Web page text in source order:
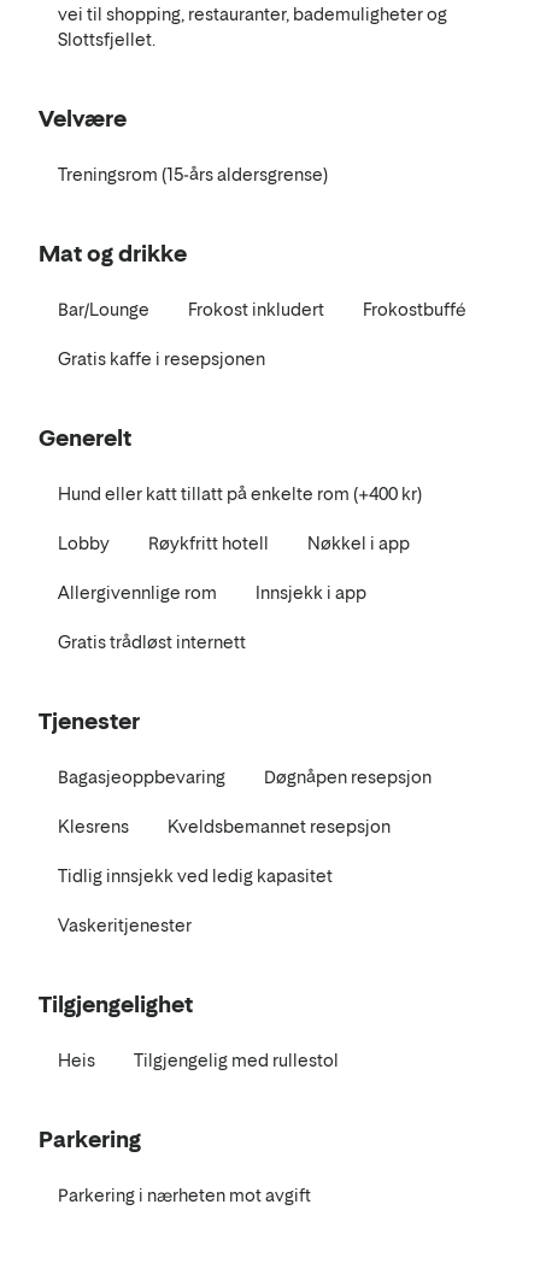
vei til shopping, restauranter, bademuligheter og
Slottsfjellet.
Velvære
Treningsrom (15-års aldersgrense)
Mat og drikke
Bar/Lounge Frokost inkludert Frokostbuffé
Gratis kaffe i resepsjonen
Generelt
Hund eller katt tillatt på enkelte rom (+400 kr)
Lobby Røykfritt hotell Nøkkel i app
Allergivennlige rom Innsjekk i app
Gratis trådløst internett
Tjenester
Bagasjeoppbevaring Døgnåpen resepsjon
Klesrens Kveldsbemannet resepsjon
Tidlig innsjekk ved ledig kapasitet
Vaskeritjenester
Tilgjengelighet
Heis Tilgjengelig med rullestol
Parkering
Parkering i nærheten mot avgift